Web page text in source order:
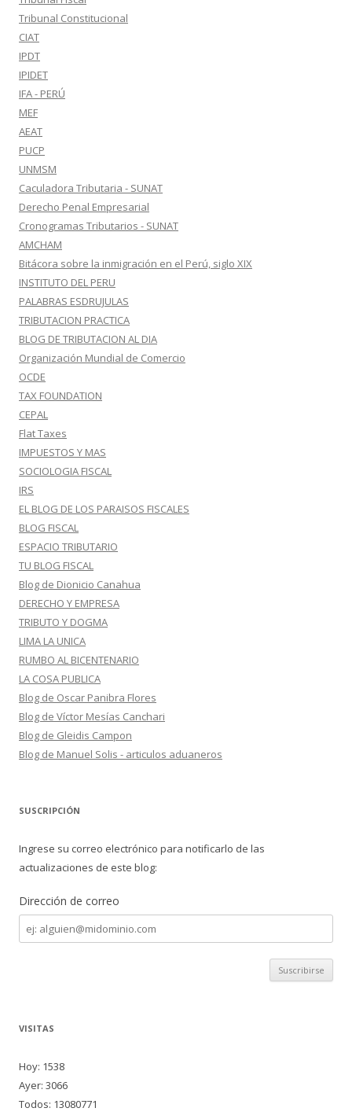
Tribunal Constitucional
CIAT
IPDT
IPIDET
IFA - PERÚ
MEF
AEAT
PUCP
UNMSM
Caculadora Tributaria - SUNAT
Derecho Penal Empresarial
Cronogramas Tributarios - SUNAT
AMCHAM
Bitácora sobre la inmigración en el Perú, siglo XIX
INSTITUTO DEL PERU
PALABRAS ESDRUJULAS
TRIBUTACION PRACTICA
BLOG DE TRIBUTACION AL DIA
Organización Mundial de Comercio
OCDE
TAX FOUNDATION
CEPAL
Flat Taxes
IMPUESTOS Y MAS
SOCIOLOGIA FISCAL
IRS
EL BLOG DE LOS PARAISOS FISCALES
BLOG FISCAL
ESPACIO TRIBUTARIO
TU BLOG FISCAL
Blog de Dionicio Canahua
DERECHO Y EMPRESA
TRIBUTO Y DOGMA
LIMA LA UNICA
RUMBO AL BICENTENARIO
LA COSA PUBLICA
Blog de Oscar Panibra Flores
Blog de Víctor Mesías Canchari
Blog de Gleidis Campon
Blog de Manuel Solis - articulos aduaneros
SUSCRIPCIÓN
Ingrese su correo electrónico para notificarlo de las
actualizaciones de este blog:
Dirección de correo
Dirección
de
correo
VISITAS
Hoy: 1538
Ayer: 3066
Todos: 13080771